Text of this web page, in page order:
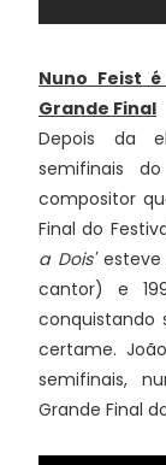
Nuno Feist
Grande Final
Depois da
semifinais
compositor
Final do
a Dois'esteve
cantor) e
conquistando
certame.
semifinais,
Grande Final